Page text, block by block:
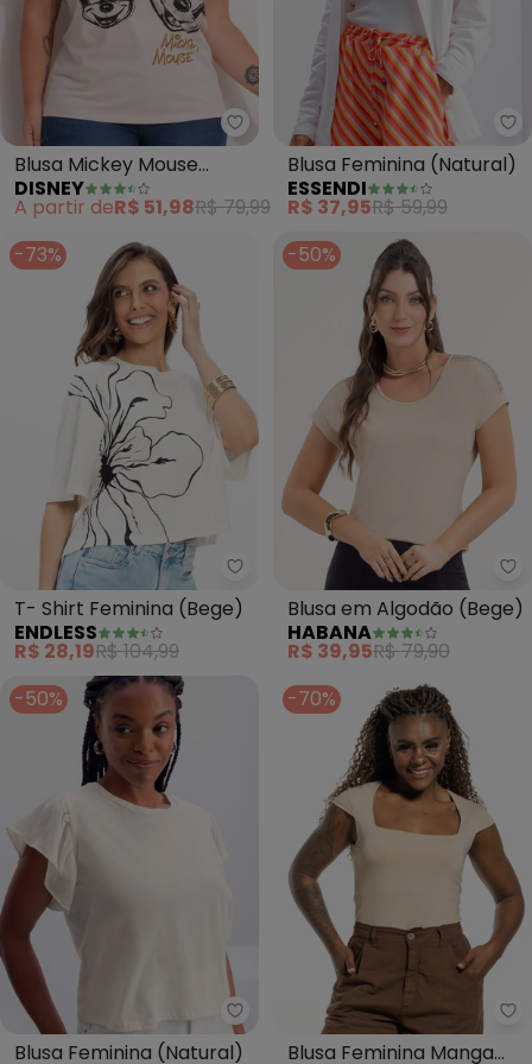
Disney - Blusa Mickey Mouse
Blusa Mickey Mouse
(Bege)
DISNEY
A partir deR$ 51,98R$ 79,99
Blusa Feminina (Natural)
ESSENDI
R$ 37,95R$ 59,99
-73%
Endless - T- Shirt Feminina
T- Shirt Feminina (Bege)
ENDLESS
R$ 28,19R$ 104,99
-50%
Blusa em Algodão (Bege)
HABANA
R$ 39,95R$ 79,90
-50%
Essendi - Blusa Feminina
Blusa Feminina (Natural)
-70%
Blusa Feminina Manga